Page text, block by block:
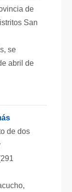
de
San
se
abril de
de dos